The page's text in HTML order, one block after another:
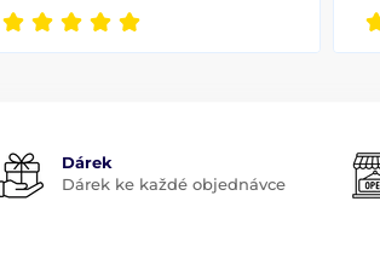
Dárek
Dárek ke každé objednávce